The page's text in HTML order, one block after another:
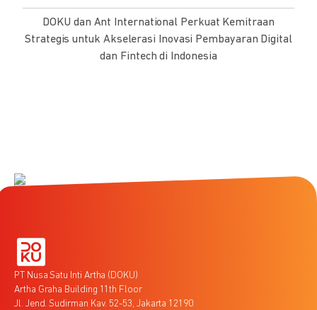
DOKU dan Ant International Perkuat Kemitraan
Strategis untuk Akselerasi Inovasi Pembayaran Digital
dan Fintech di Indonesia
PT Nusa Satu Inti Artha (DOKU)
Artha Graha Building 11th Floor
Jl. Jend. Sudirman Kav. 52-53, Jakarta 12190